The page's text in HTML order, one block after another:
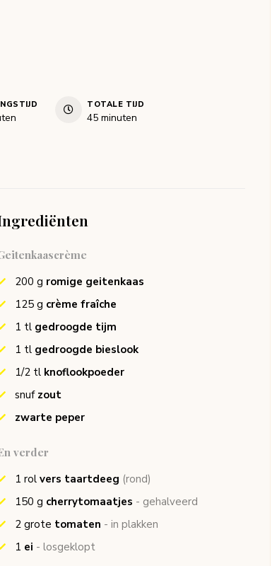
TOTALE TIJD
45minuten
minuten
200 g romige geitenkaas
125 g crème fraîche
1 tl gedroogde tijm
1 tl gedroogde bieslook
1/2 tl knoflookpoeder
snuf zout
zwarte peper
verder
1 rol vers taartdeeg (rond)
150 g cherrytomaatjes - gehalveerd
2 grote tomaten - in plakken
1 ei - losgeklopt